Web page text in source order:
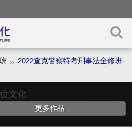
2022查克警察特考刑事法全修班-
文化
更多作品